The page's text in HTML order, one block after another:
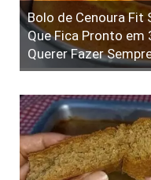
Bolo de Cenoura Fit
Que Fica Pronto em
Querer Fazer